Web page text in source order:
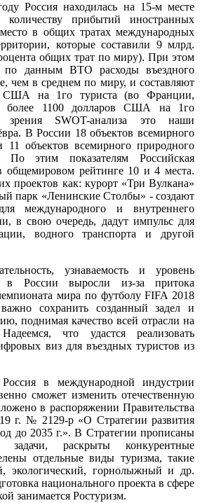
Россия находилась на 15-м месте
прибытий иностранных
в общих тратах международных
которые составили 9 млрд.
общих трат по миру). При этом
по данным ВТО расходы въездного
чем в среднем по миру, и составляют
США на 1го туриста (во Франции,
более 1100 долларов США на 1го
SWOT-анализа это наши
В России 18 объектов всемирного
объектов всемирного природного
этим показателям Российская
общемировом рейтинге 10 и 4 места.
проектов как: курорт «Три Вулкана»
парк «Ленинские Столбы» - создают
международного и внутреннего
в свою очередь, дадут импульс для
водного транспорта и другой
узнаваемость и уровень
в России выросли из-за притока
мира по футболу FIFA 2018
сохранить созданный задел и
поднимая качество всей отрасли на
что удастся реализовать
виз для въездных туристов из
в международной индустрии
сможет изменить отечественную
в распоряжении Правительства
г. № 2129-р «О Стратегии развития
до 2035 г.». В Стратегии прописаны
раскрыты конкурентные
отдельные виды туризма, такие
экологический, горнолыжный и др.
национального проекта в сфере
занимается Ростуризм.